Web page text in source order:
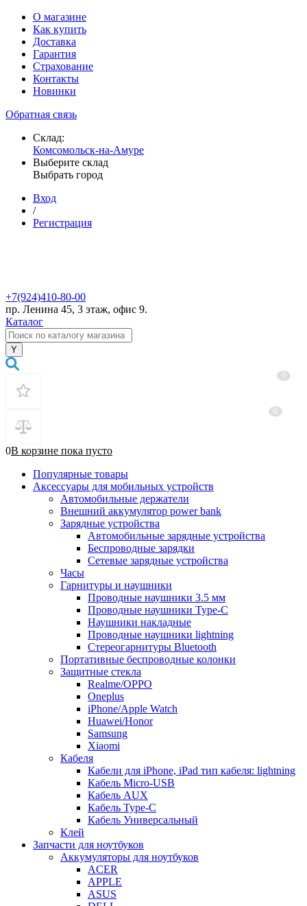
О магазине
Как купить
Доставка
Гарантия
Страхование
Контакты
Новинки
Обратная связь
Склад:
Комсомольск-на-Амуре
Выберите склад
Выбрать город
Вход
/
Регистрация
+7(924)410-80-00
пр. Ленина 45, 3 этаж, офис 9.
Каталог
0В корзине пока пусто
Популярные товары
Аксессуары для мобильных устройств
Автомобильные держатели
Внешний аккумулятор power bank
Зарядные устройства
Автомобильные зарядные устройства
Беспроводные зарядки
Сетевые зарядные устройства
Часы
Гарнитуры и наушники
Проводные наушники 3.5 мм
Проводные наушники Type-C
Наушники накладные
Проводные наушники lightning
Стереогарнитуры Bluetooth
Портативные беспроводные колонки
Защитные стекла
Realme/OPPO
Oneplus
iPhone/Apple Watch
Huawei/Honor
Samsung
Xiaomi
Кабеля
Кабели для iPhone, iPad тип кабеля: lightning
Кабель Micro-USB
Кабель AUX
Кабель Type-C
Кабель Универсальный
Клей
Запчасти для ноутбуков
Аккумуляторы для ноутбуков
ACER
APPLE
ASUS